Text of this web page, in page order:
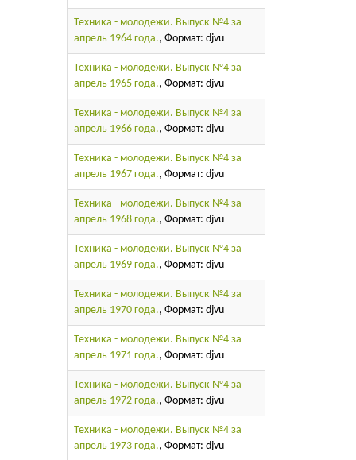
Техника - молодежи. Выпуск №4 за
апрель 1964 года., Формат: djvu
Техника - молодежи. Выпуск №4 за
апрель 1965 года., Формат: djvu
Техника - молодежи. Выпуск №4 за
апрель 1966 года., Формат: djvu
Техника - молодежи. Выпуск №4 за
апрель 1967 года., Формат: djvu
Техника - молодежи. Выпуск №4 за
апрель 1968 года., Формат: djvu
Техника - молодежи. Выпуск №4 за
апрель 1969 года., Формат: djvu
Техника - молодежи. Выпуск №4 за
апрель 1970 года., Формат: djvu
Техника - молодежи. Выпуск №4 за
апрель 1971 года., Формат: djvu
Техника - молодежи. Выпуск №4 за
апрель 1972 года., Формат: djvu
Техника - молодежи. Выпуск №4 за
апрель 1973 года., Формат: djvu